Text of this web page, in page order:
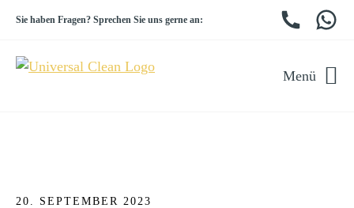
Sie haben Fragen? Sprechen Sie uns gerne an:
Menü
20. SEPTEMBER 2023